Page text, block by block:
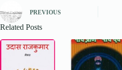
PREVIOUS
Related Posts